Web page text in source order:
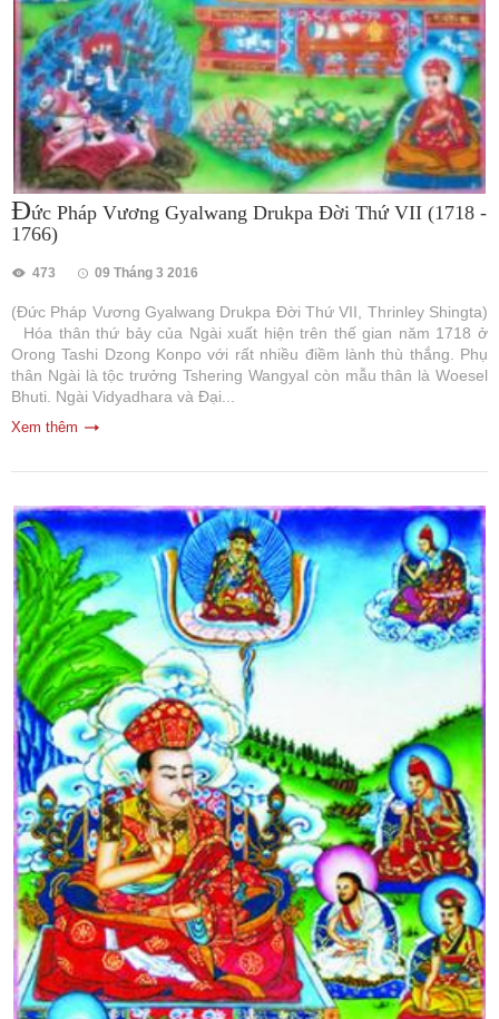
Đức Pháp Vương Gyalwang Drukpa Đời Thứ VII (1718 -
1766)
473 09 Tháng 3 2016
(Đức Pháp Vương Gyalwang Drukpa Đời Thứ VII, Thrinley Shingta)
Hóa thân thứ bảy của Ngài xuất hiện trên thế gian năm 1718 ở
Orong Tashi Dzong Konpo với rất nhiều điềm lành thù thắng. Phụ
thân Ngài là tộc trưởng Tshering Wangyal còn mẫu thân là Woesel
Bhuti. Ngài Vidyadhara và Đại...
Xem thêm